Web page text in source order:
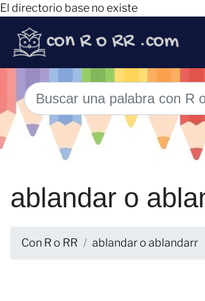
El directorio base no existe
ablandar o
Con R o RR ablandar o ablandarr